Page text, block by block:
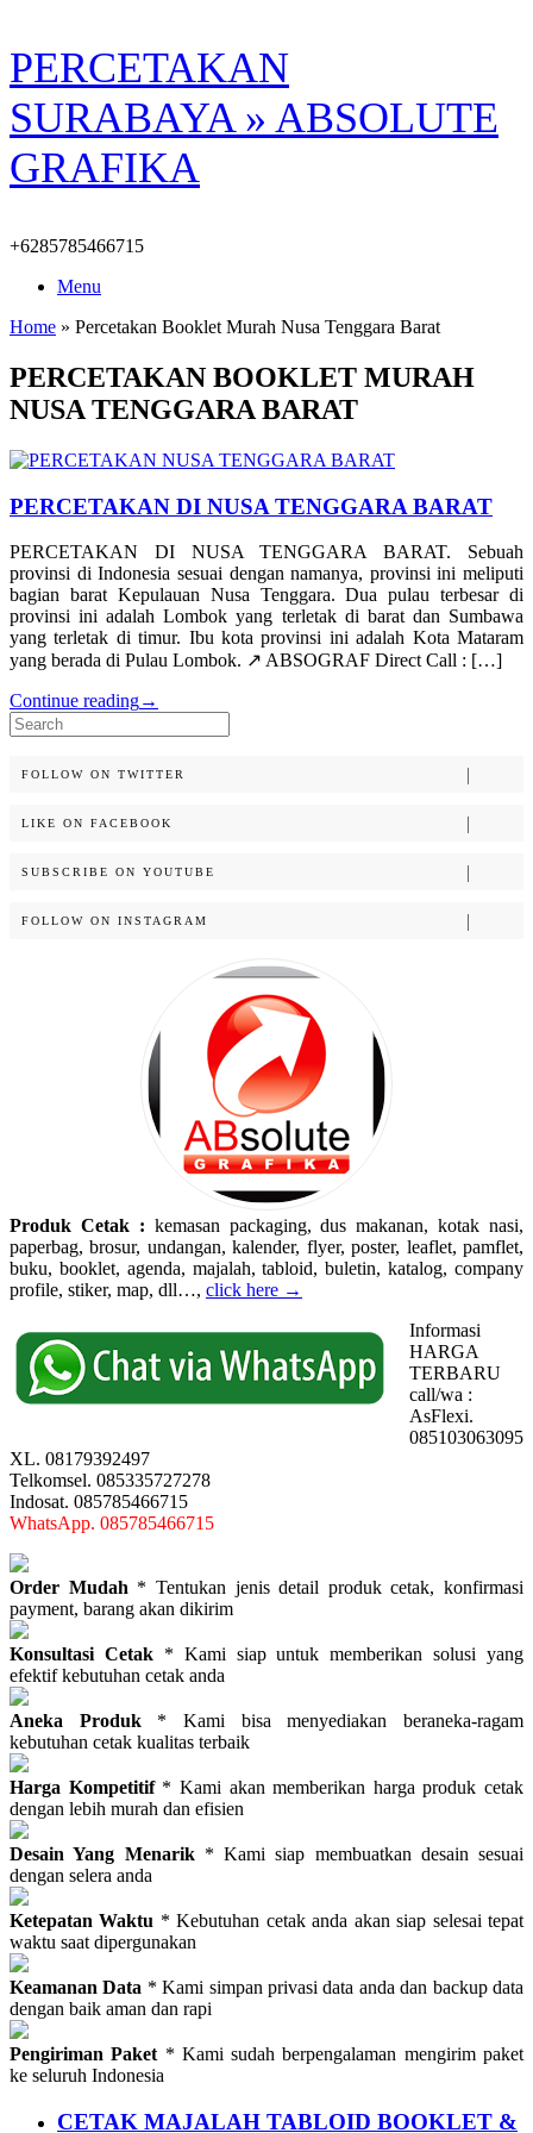
Skip
to
content
PERCETAKAN
SURABAYA » ABSOLUTE
GRAFIKA
+6285785466715
Menu
Home » Percetakan Booklet Murah Nusa Tenggara Barat
PERCETAKAN BOOKLET MURAH
NUSA TENGGARA BARAT
PERCETAKAN DI NUSA TENGGARA BARAT
PERCETAKAN DI NUSA TENGGARA BARAT. Sebuah
provinsi di Indonesia sesuai dengan namanya, provinsi ini meliputi
bagian barat Kepulauan Nusa Tenggara. Dua pulau terbesar di
provinsi ini adalah Lombok yang terletak di barat dan Sumbawa
yang terletak di timur. Ibu kota provinsi ini adalah Kota Mataram
yang berada di Pulau Lombok. ↗️ ABSOGRAF Direct Call : […]
Continue reading→
Search
for:
FOLLOW ON TWITTER
LIKE ON FACEBOOK
SUBSCRIBE ON YOUTUBE
FOLLOW ON INSTAGRAM
Produk Cetak : kemasan packaging, dus makanan, kotak nasi,
paperbag, brosur, undangan, kalender, flyer, poster, leaflet, pamflet,
buku, booklet, agenda, majalah, tabloid, buletin, katalog, company
profile, stiker, map, dll…, click here →
Informasi
HARGA
TERBARU
call/wa :
AsFlexi.
085103063095
XL. 08179392497
Telkomsel. 085335727278
Indosat. 085785466715
WhatsApp. 085785466715
Order Mudah * Tentukan jenis detail produk cetak, konfirmasi
payment, barang akan dikirim
Konsultasi Cetak* Kami siap untuk memberikan solusi yang
efektif kebutuhan cetak anda
Aneka Produk * Kami bisa menyediakan beraneka-ragam
kebutuhan cetak kualitas terbaik
Harga Kompetitif* Kami akan memberikan harga produk cetak
dengan lebih murah dan efisien
Desain Yang Menarik* Kami siap membuatkan desain sesuai
dengan selera anda
Ketepatan Waktu * Kebutuhan cetak anda akan siap selesai tepat
waktu saat dipergunakan
Keamanan Data * Kami simpan privasi data anda dan backup data
dengan baik aman dan rapi
Pengiriman Paket * Kami sudah berpengalaman mengirim paket
ke seluruh Indonesia
CETAK MAJALAH TABLOID BOOKLET &